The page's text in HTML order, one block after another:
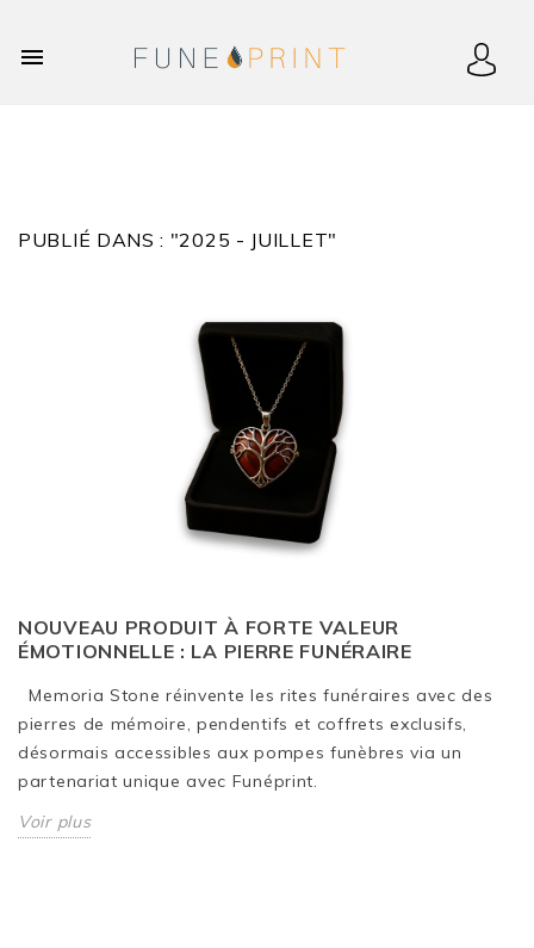

PUBLIÉ DANS : "2025 - JUILLET"
NOUVEAU PRODUIT À FORTE VALEUR
ÉMOTIONNELLE : LA PIERRE FUNÉRAIRE
Memoria Stone réinvente les rites funéraires avec des
pierres de mémoire, pendentifs et coffrets exclusifs,
désormais accessibles aux pompes funèbres via un
partenariat unique avec Funéprint.
Voir plus